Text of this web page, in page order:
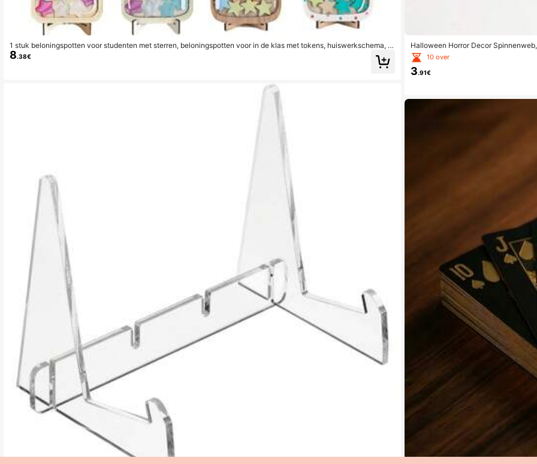
1 stuk beloningspotten voor studenten met sterren, beloningspotten voor in de klas met tokens, huiswerkschema, te
rug naar school, schoolbenodigdheden, school, esthetische schoolbenodigdheden, schrijfwaren (12 soorten belonin
gspotten) Beste cadeaus voor verjaardagen, afstuderen
8.38€
Halloween Horror Decor
angende Props, Dubbelkleurig
10 over
3.91€